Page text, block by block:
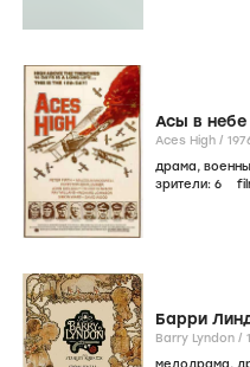
Асы в небе
Aces High /
драма,
зрители: 6
Барри
Barry Lyndon /
мелодрама,